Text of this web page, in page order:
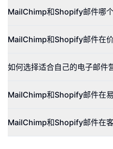
MailChimp和Shopify邮件哪
MailChimp和Shopify邮件在价
如何选择适合自己的电子邮件
MailChimp和Shopify邮件在易
MailChimp和Shopify邮件在